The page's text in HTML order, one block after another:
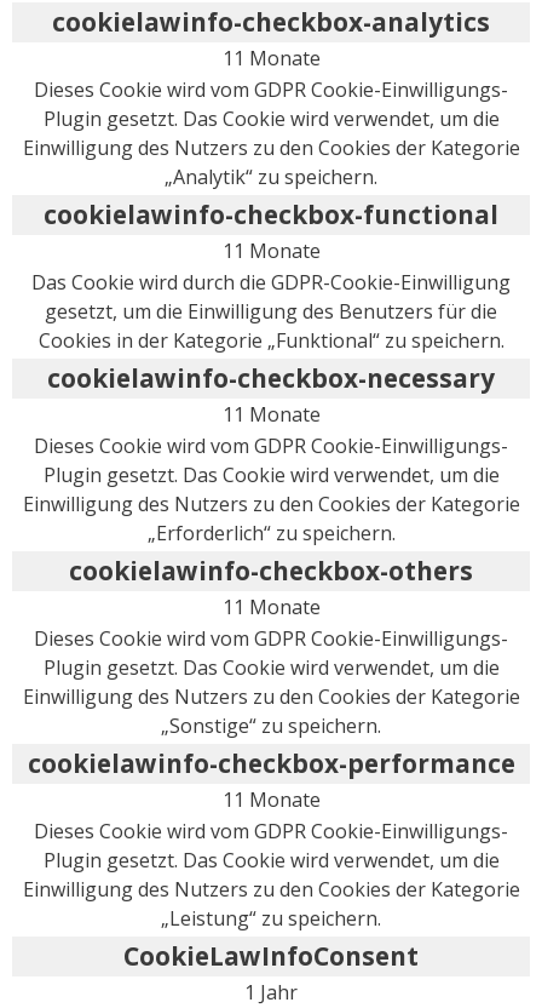
cookielawinfo-checkbox-analytics
11 Monate
Dieses Cookie wird vom GDPR Cookie-Einwilligungs-
Plugin gesetzt. Das Cookie wird verwendet, um die
Einwilligung des Nutzers zu den Cookies der Kategorie
„Analytik“ zu speichern.
cookielawinfo-checkbox-functional
11 Monate
Das Cookie wird durch die GDPR-Cookie-Einwilligung
gesetzt, um die Einwilligung des Benutzers für die
Cookies in der Kategorie „Funktional“ zu speichern.
cookielawinfo-checkbox-necessary
11 Monate
Dieses Cookie wird vom GDPR Cookie-Einwilligungs-
Plugin gesetzt. Das Cookie wird verwendet, um die
Einwilligung des Nutzers zu den Cookies der Kategorie
„Erforderlich“ zu speichern.
cookielawinfo-checkbox-others
11 Monate
Dieses Cookie wird vom GDPR Cookie-Einwilligungs-
Plugin gesetzt. Das Cookie wird verwendet, um die
Einwilligung des Nutzers zu den Cookies der Kategorie
„Sonstige“ zu speichern.
cookielawinfo-checkbox-performance
11 Monate
Dieses Cookie wird vom GDPR Cookie-Einwilligungs-
Plugin gesetzt. Das Cookie wird verwendet, um die
Einwilligung des Nutzers zu den Cookies der Kategorie
„Leistung“ zu speichern.
CookieLawInfoConsent
1 Jahr